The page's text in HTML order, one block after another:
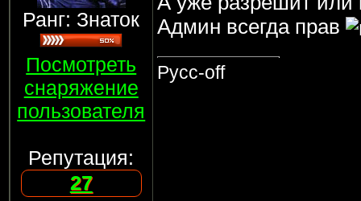
Ранг: Знаток
Посмотреть
снаряжение
пользователя
Репутация:
27
Админ всегда прав
Русс-off